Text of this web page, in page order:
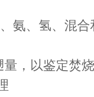
氨、氢、混
量，以鉴定焚